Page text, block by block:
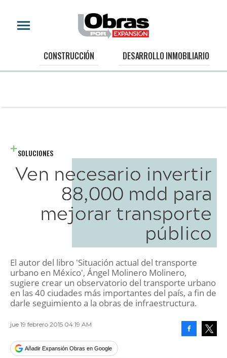
CONSTRUCCIÓN DESARROLLO INMOBILIARIO
SOLUCIONES
Ven necesario invertir
88,000 mdd para
mejorar transporte
público
El autor del libro 'Situación actual del transporte
urbano en México', Ángel Molinero Molinero,
sugiere crear un observatorio del transporte urbano
en las 40 ciudades más importantes del país, a fin de
darle seguimiento a la obras de infraestructura.
jue 19 febrero 2015 04:19 AM
Añadir Expansión Obras en Google